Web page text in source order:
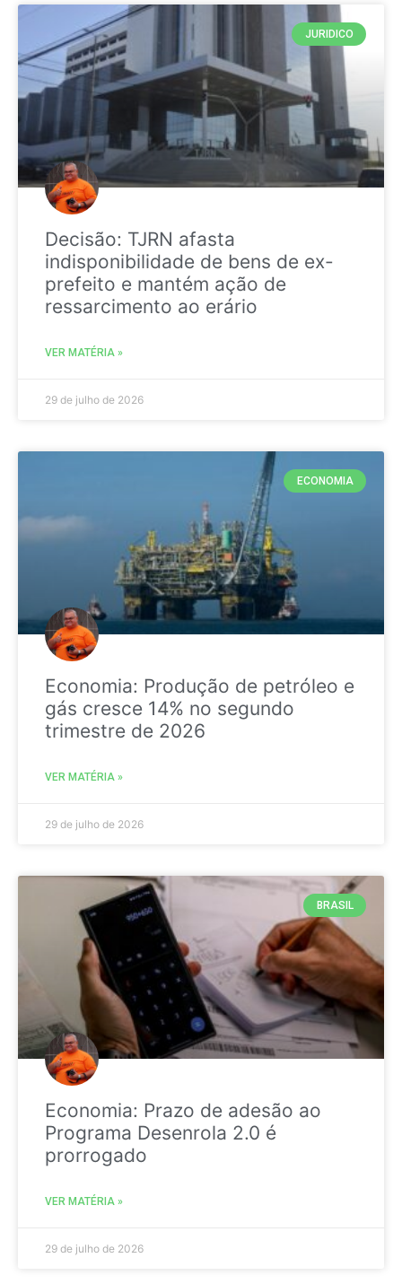
JURIDICO
Decisão: TJRN afasta
indisponibilidade de bens de ex-
prefeito e mantém ação de
ressarcimento ao erário
VER MATÉRIA »
29 de julho de 2026
ECONOMIA
Economia: Produção de petróleo e
gás cresce 14% no segundo
trimestre de 2026
VER MATÉRIA »
29 de julho de 2026
BRASIL
Economia: Prazo de adesão ao
Programa Desenrola 2.0 é
prorrogado
VER MATÉRIA »
29 de julho de 2026